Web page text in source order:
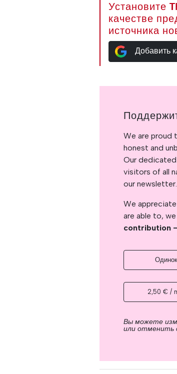
Установите
качестве
источника
Добавить
We are proud
honest and
Our
visitors of all
our newsletter.
We
are able to,
contribution
2,50 € /
Вы можете
или отменить